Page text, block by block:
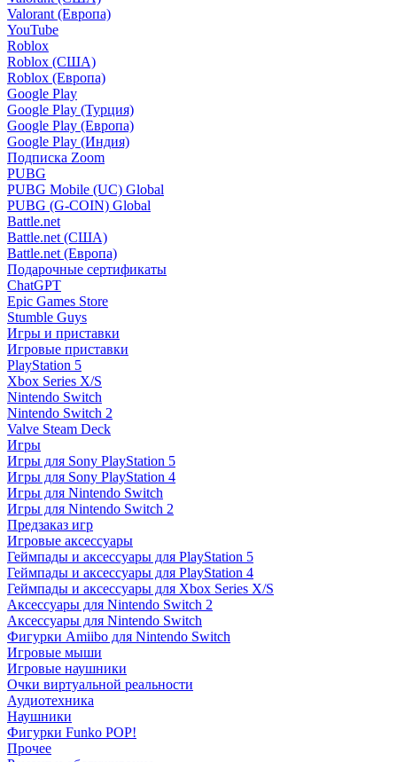
Valorant (Европа)
YouTube
Roblox
Roblox (США)
Roblox (Европа)
Google Play
Google Play (Турция)
Google Play (Европа)
Google Play (Индия)
Подписка Zoom
PUBG
PUBG Mobile (UC) Global
PUBG (G-COIN) Global
Battle.net
Battle.net (США)
Battle.net (Европа)
Подарочные сертификаты
ChatGPT
Epic Games Store
Stumble Guys
Игры и приставки
Игровые приставки
PlayStation 5
Xbox Series X/S
Nintendo Switch
Nintendo Switch 2
Valve Steam Deck
Игры
Игры для Sony PlayStation 5
Игры для Sony PlayStation 4
Игры для Nintendo Switch
Игры для Nintendo Switch 2
Предзаказ игр
Игровые аксессуары
Геймпады и аксессуары для PlayStation 5
Геймпады и аксессуары для PlayStation 4
Геймпады и аксессуары для Xbox Series X/S
Аксессуары для Nintendo Switch 2
Аксессуары для Nintendo Switch
Фигурки Amiibo для Nintendo Switch
Игровые мыши
Игровые наушники
Очки виртуальной реальности
Аудиотехника
Наушники
Фигурки Funko POP!
Прочее